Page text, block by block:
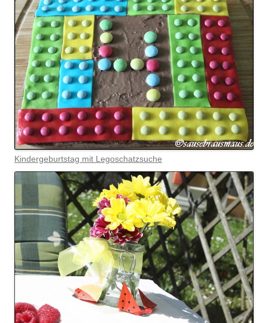
Kindergeburtstag mit Legoschatzsuche